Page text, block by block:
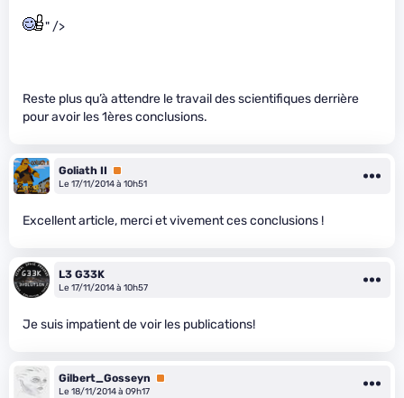
" />
Reste plus qu’à attendre le travail des scientifiques derrière
pour avoir les 1ères conclusions.
Goliath II
Premium
Le 17/11/2014 à 10h51
Excellent article, merci et vivement ces conclusions !
L3 G33K
Le 17/11/2014 à 10h57
Je suis impatient de voir les publications!
Gilbert_Gosseyn
Premium
Le 18/11/2014 à 09h17